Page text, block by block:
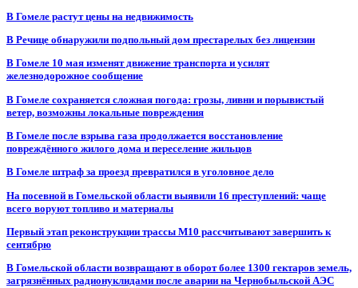
В Гомеле растут цены на недвижимость
В Речице обнаружили подпольный дом престарелых без лицензии
В Гомеле 10 мая изменят движение транспорта и усилят
железнодорожное сообщение
В Гомеле сохраняется сложная погода: грозы, ливни и порывистый
ветер, возможны локальные повреждения
В Гомеле после взрыва газа продолжается восстановление
повреждённого жилого дома и переселение жильцов
В Гомеле штраф за проезд превратился в уголовное дело
На посевной в Гомельской области выявили 16 преступлений: чаще
всего воруют топливо и материалы
Первый этап реконструкции трассы М10 рассчитывают завершить к
сентябрю
В Гомельской области возвращают в оборот более 1300 гектаров земель,
загрязнённых радионуклидами после аварии на Чернобыльской АЭС